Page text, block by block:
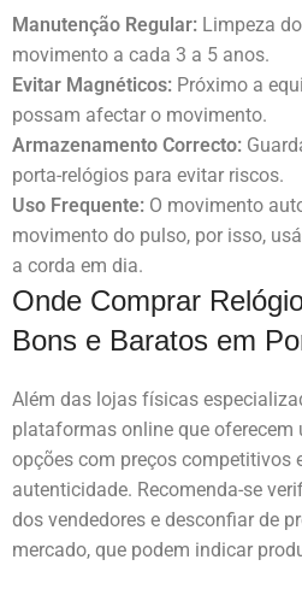
Manutenção Regular: Limpeza
movimento a cada 3 a 5 anos.
Evitar Magnéticos: Próximo a
possam afectar o movimento.
Armazenamento Correcto:
porta-relógios para evitar riscos.
Uso Frequente: O movimento
movimento do pulso, por isso,
a corda em dia.
Onde Comprar
Bons e Baratos em
Além das lojas físicas
plataformas online que oferecem
opções com preços competitivos
autenticidade. Recomenda-se
dos vendedores e desconfiar de
mercado, que podem indicar